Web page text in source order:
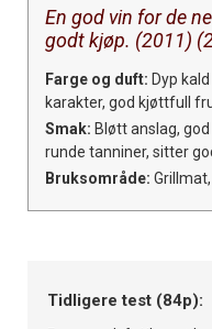
En god vin for de
godt kjøp. (2011)
Farge og duft: Dyp
karakter, god kjøttfull
Smak: Bløtt anslag,
runde tanniner, sitter
Bruksområde:
Tidligere test (84p):